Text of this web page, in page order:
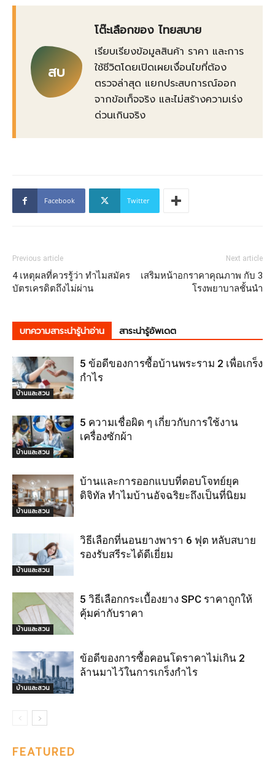
สบ
โต๊ะเลือกของ ไทยสบาย
เรียบเรียงข้อมูลสินค้า ราคา และการ
ใช้ชีวิตโดยเปิดเผยเงื่อนไขที่ต้อง
ตรวจล่าสุด แยกประสบการณ์ออก
จากข้อเท็จจริง และไม่สร้างความเร่ง
ด่วนเกินจริง
Facebook Twitter
Previous article
4 เหตุผลที่ควรรู้ว่า ทำไมสมัคร
บัตรเครดิตถึงไม่ผ่าน
Next article
เสริมหน้าอกราคาคุณภาพ กับ 3
โรงพยาบาลชั้นนำ
บทความสาระน่ารู้น่าอ่าน สาระน่ารู้อัพเดต
บ้านและสวน
5 ข้อดีของการซื้อบ้านพระราม 2 เพื่อเกร็ง
กำไร
บ้านและสวน
5 ความเชื่อผิด ๆ เกี่ยวกับการใช้งาน
เครื่องซักผ้า
บ้านและสวน
บ้านและการออกแบบที่ตอบโจทย์ยุค
ดิจิทัล ทำไมบ้านอัจฉริยะถึงเป็นที่นิยม
บ้านและสวน
วิธีเลือกที่นอนยางพารา 6 ฟุต หลับสบาย
รองรับสรีระได้ดีเยี่ยม
บ้านและสวน
5 วิธีเลือกกระเบื้องยาง SPC ราคาถูกให้
คุ้มค่ากับราคา
บ้านและสวน
ข้อดีของการซื้อคอนโดราคาไม่เกิน 2
ล้านมาไว้ในการเกร็งกำไร
FEATURED